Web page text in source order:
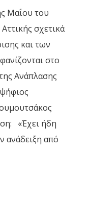
Μαΐου του
σχετικά
και των
στο
Ανάπλασης
«Έχει ήδη
ανάδειξη από